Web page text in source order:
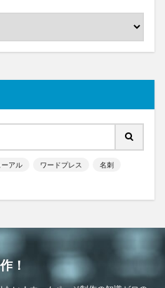
ーアル ワードプレス 名刺
！